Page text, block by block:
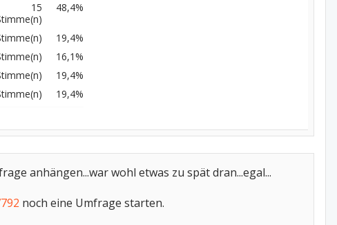
15
48,4%
19,4%
16,1%
19,4%
19,4%
anhängen...war wohl etwas zu spät dran...egal...
noch eine Umfrage starten.